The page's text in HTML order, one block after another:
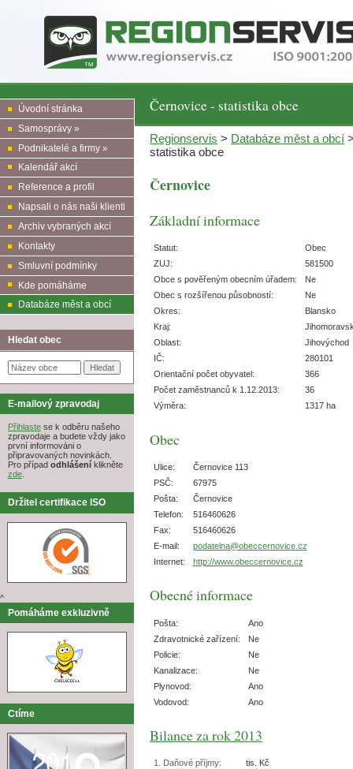
Černovice - statistika obce
Úvodní stránka
Samosprávy »
Podnikatelé a firmy »
Kalendář akcí
Reference a profil
Napsali o nás naši klienti
Archiv vybraných akcí
Kontakty
Smluvní podmínky
Kde pomáháme
Databáze měst a obcí
Hledat obec
E-mailový zpravodaj
Přihlaste se k odběru našeho
zpravodaje a budete vždy jako
první informováni o
připravovaných novinkách.
Pro případ odhlášení klikněte
zde.
Držitel certifikace ISO
^
Pomáháme exkluzivně
Ctíme
Regionservis > Databáze měst a obcí
statistika obce
Černovice
Základní informace
Statut:
Obec
ZUJ:
581500
Obce s pověřeným obecním úřadem:
Ne
Obec s rozšířenou působností:
Ne
Okres:
Blansko
Kraj:
Oblast:
Jihovýchod
IČ:
280101
Orientační počet obyvatel:
366
Počet zaměstnanců k 1.12.2013:
36
Výměra:
1317 ha
Obec
Ulice:
Černovice 113
PSČ:
67975
Pošta:
Černovice
Telefon:
516460626
Fax:
516460626
E-mail:
podatelna@obeccernovice.cz
Internet:
http://www.obeccernovice.cz
Obecné informace
Pošta:
Ano
Zdravotnické zařízení:
Ne
Policie:
Ne
Kanalizace:
Ne
Plynovod:
Ano
Vodovod:
Ano
Bilance za rok 2013
1. Daňové příjmy:
tis. Kč